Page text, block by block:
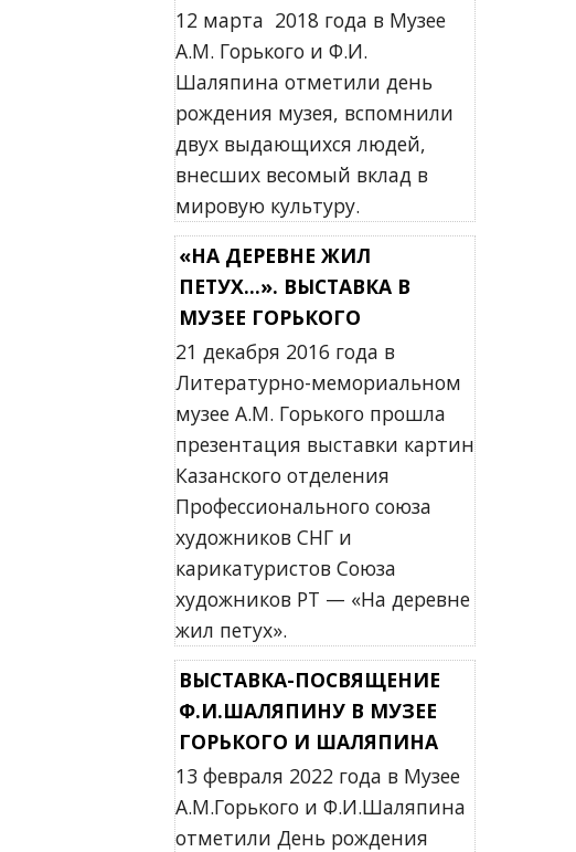
12 марта 2018 года в Музее
А.М. Горького и Ф.И.
Шаляпина отметили день
рождения музея, вспомнили
двух выдающихся людей,
внесших весомый вклад в
мировую культуру.
«НА ДЕРЕВНЕ ЖИЛ
ПЕТУХ...». ВЫСТАВКА В
МУЗЕЕ ГОРЬКОГО
21 декабря 2016 года в
Литературно-мемориальном
музее А.М. Горького прошла
презентация выставки картин
Казанского отделения
Профессионального союза
художников СНГ и
карикатуристов Союза
художников РТ — «На деревне
жил петух».
ВЫСТАВКА-ПОСВЯЩЕНИЕ
Ф.И.ШАЛЯПИНУ В МУЗЕЕ
ГОРЬКОГО И ШАЛЯПИНА
13 февраля 2022 года в Музее
А.М.Горького и Ф.И.Шаляпина
отметили День рождения